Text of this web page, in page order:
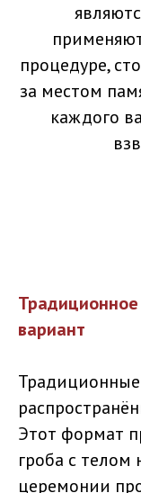
процедуре,
за местом
каждого
Традиционное
вариант
Этот формат
гроба с телом
церемонии